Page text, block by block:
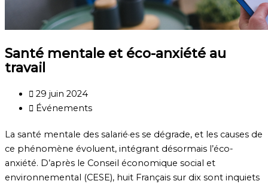
Santé mentale et éco-anxiété au
travail
29 juin 2024
Événements
La santé mentale des salarié·es se dégrade, et les causes de
ce phénomène évoluent, intégrant désormais l’éco-
anxiété. D’après le Conseil économique social et
environnemental (CESE), huit Français sur dix sont inquiets